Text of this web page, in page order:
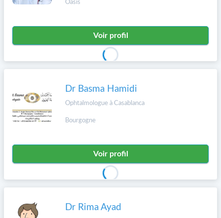
Oasis
Voir profil
Dr Basma Hamidi
Ophtalmologue à Casablanca
Bourgogne
Voir profil
Dr Rima Ayad